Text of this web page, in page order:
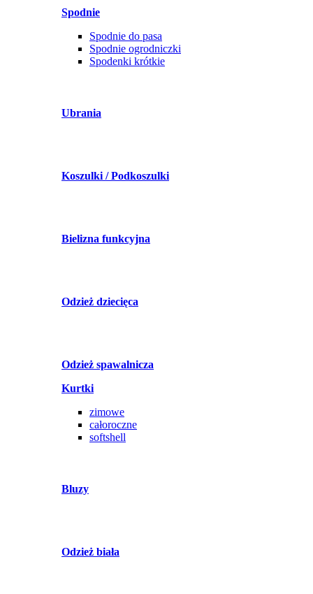
Spodnie
Spodnie do pasa
Spodnie ogrodniczki
Spodenki krótkie
Ubrania
Koszulki / Podkoszulki
Bielizna funkcyjna
Odzież dziecięca
Odzież spawalnicza
Kurtki
zimowe
całoroczne
softshell
Bluzy
Odzież biała